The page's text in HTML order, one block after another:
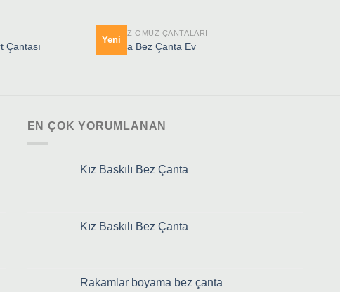
Çantası
Yeni
HAM BEZ OMUZ ÇANTALARI
Boyama Bez Çanta Ev
EN ÇOK YORUMLANAN
Kız Baskılı Bez Çanta
Kız Baskılı Bez Çanta
Rakamlar boyama bez çanta